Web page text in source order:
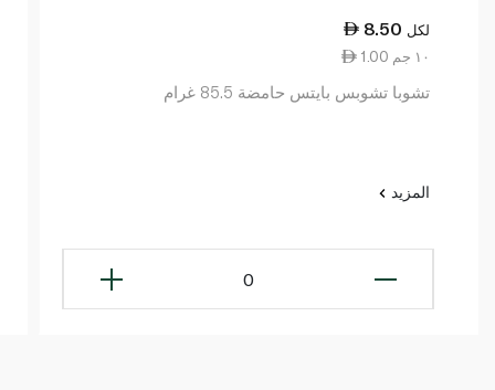
8.50 لكل
1.00 ١٠ جم
تشوبا تشوبس بايتس حامضة 85.5 غرام
المزيد
0